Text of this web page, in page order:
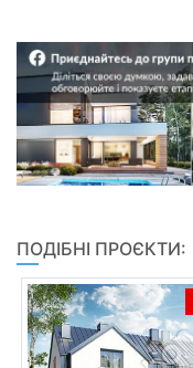
ПОДІБНІ ПРОЄКТИ: